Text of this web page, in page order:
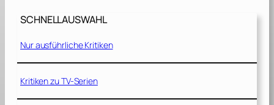
l
[
2
0
SCHNELLAUSWAHL
Nur ausführliche Kritiken
Kritiken zu TV-Serien